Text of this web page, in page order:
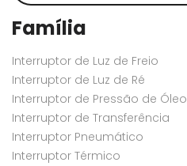
Família
Interruptor de Luz de Freio
Interruptor de Luz de Ré
Interruptor de Pressão de Óleo
Interruptor de Transferência
Interruptor Pneumático
Interruptor Térmico